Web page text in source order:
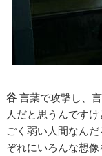
谷 言葉で攻撃し、
人だと思うんです
ごく弱い人間なん
ぞれにいろんな想